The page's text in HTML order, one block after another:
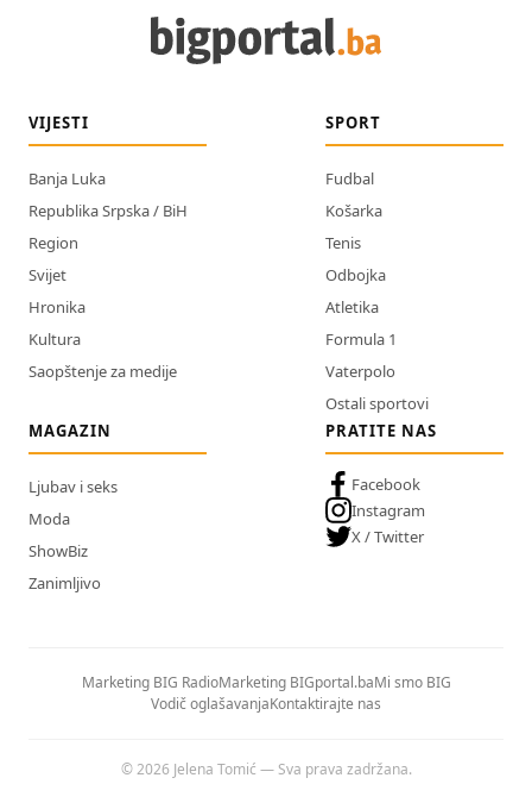
VIJESTI
Banja Luka
Republika Srpska / BiH
Region
Svijet
Hronika
Kultura
Saopštenje za medije
SPORT
Fudbal
Košarka
Tenis
Odbojka
Atletika
Formula 1
Vaterpolo
Ostali sportovi
MAGAZIN
Ljubav i seks
Moda
ShowBiz
Zanimljivo
PRATITE NAS
Facebook
Instagram
X / Twitter
Marketing BIG RadioMarketing BIGportal.baMi smo BIG
Vodič oglašavanjaKontaktirajte nas
© 2026 Jelena Tomić — Sva prava zadržana.